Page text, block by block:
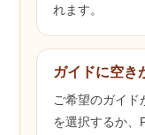
れます。
ガイドに空き
ご希望のガイド
を選択するか、